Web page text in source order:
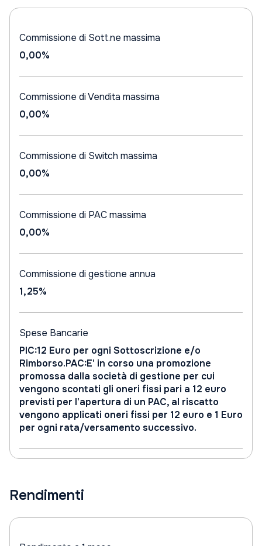
Commissione di Sott.ne massima
0,00%
Commissione di Vendita massima
0,00%
Commissione di Switch massima
0,00%
Commissione di PAC massima
0,00%
Commissione di gestione annua
1,25%
Spese Bancarie
PIC:12 Euro per ogni Sottoscrizione e/o
Rimborso.PAC:E' in corso una promozione
promossa dalla società di gestione per cui
vengono scontati gli oneri fissi pari a 12 euro
previsti per l'apertura di un PAC, al riscatto
vengono applicati oneri fissi per 12 euro e 1 Euro
per ogni rata/versamento successivo.
Rendimenti